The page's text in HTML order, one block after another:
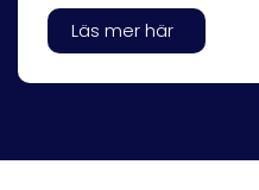
Läs mer här